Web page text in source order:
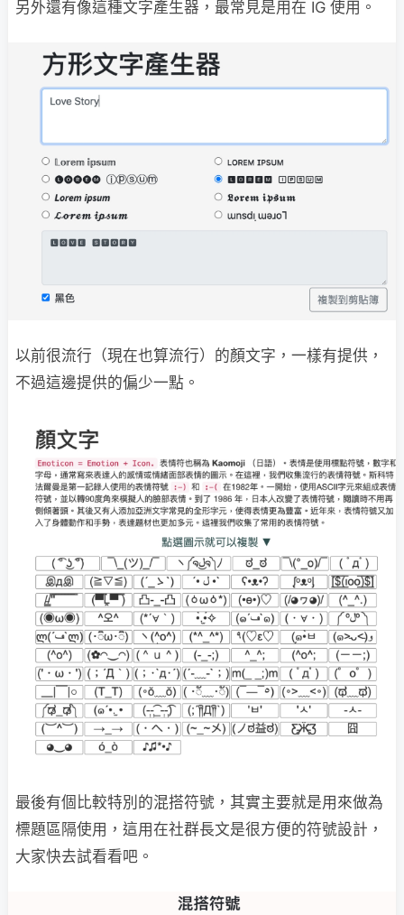
另外還有像這種文字產生器，最常見是用在 IG 使用。
以前很流行（現在也算流行）的顏文字，一樣有提供，
不過這邊提供的偏少一點。
最後有個比較特別的混搭符號，其實主要就是用來做為
標題區隔使用，這用在社群長文是很方便的符號設計，
大家快去試看看吧。